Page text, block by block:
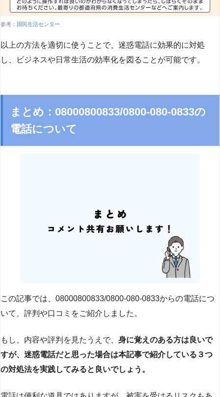
参考： 国民生活センター
以上の方法を適切に使うことで、迷惑電話に効果的に対処
し、ビジネスや日常生活の効率化を図ることが可能です。
まとめ：08000800833/0800-080-0833の
電話について
この記事では、08000800833/0800-080-0833からの電話につ
いて、評判や口コミをご紹介しました。
もし、内容や評判を見たうえで、 身に覚えのある方は良いで
すが、迷惑電話だと思った場合は本記事で紹介している３つ
の対処法を実践してみると良いでしょう。